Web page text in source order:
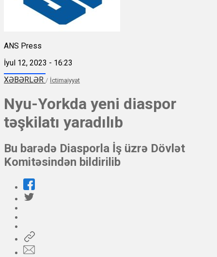
ANS Press
İyul 12, 2023 - 16:23
XƏBƏRLƏR / İctimaiyyət
Nyu-Yorkda yeni diaspor
təşkilatı yaradılıb
Bu barədə Diasporla İş üzrə Dövlət
Komitəsindən bildirilib